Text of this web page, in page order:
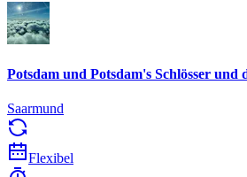
Potsdam und Potsdam's Schlösser und
Saarmund
Flexibel